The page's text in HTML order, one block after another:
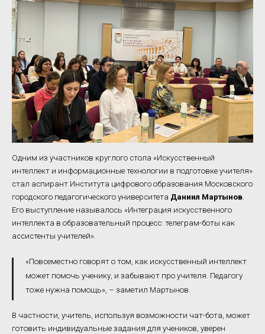
Одним из участников круглого стола «Искусственный
интеллект и информационные технологии в подготовке учителя»
стал аспирант Института цифрового образования Московского
городского педагогического университета Даниил Мартынов
Его выступление называлось «Интеграция искусственного
интеллекта в образовательный процесс: телеграм-боты как
ассистенты учителей».
«Повсеместно говорят о том, как искусственный интеллект
может помочь ученику, и забывают про учителя. Педагогу
тоже нужна помощь», – заметил Мартынов.
В частности, учитель, используя возможности чат-бота, может
готовить индивидуальные задания для учеников, уверен